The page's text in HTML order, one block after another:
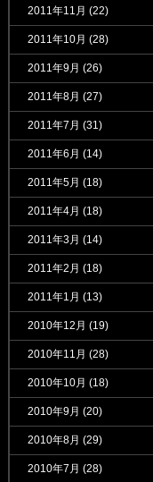
2011年11月 (22)
2011年10月 (28)
2011年9月 (26)
2011年8月 (27)
2011年7月 (31)
2011年6月 (14)
2011年5月 (18)
2011年4月 (18)
2011年3月 (14)
2011年2月 (18)
2011年1月 (13)
2010年12月 (19)
2010年11月 (28)
2010年10月 (18)
2010年9月 (20)
2010年8月 (29)
2010年7月 (28)